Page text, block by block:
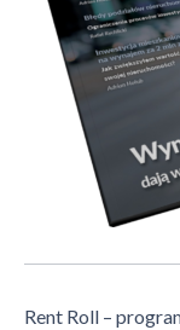
Rent Roll –